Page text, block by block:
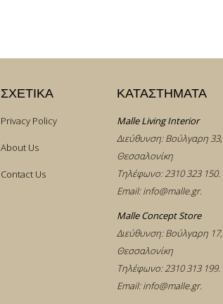
ΣΧΕΤΙΚΑ
Privacy Policy
About Us
Contact Us
ΚΑΤΑΣΤΗΜΑΤΑ
Malle Living Interior
Διεύθυνση: Βούλγαρη 33,
Θεσσαλονίκη
Τηλέφωνο:2310 323 150.
Email:info@malle.gr.
Malle Concept Store
Διεύθυνση: Βούλγαρη 17,
Θεσσαλονίκη
Τηλέφωνο:2310 313 199.
Email:info@malle.gr.